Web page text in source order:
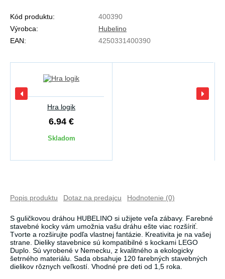
Kód produktu:
400390
Výrobca:
Hubelino
EAN:
4250331400390
Hra logik
6.94 €
Skladom
Popis produktu Dotaz na predajcu Hodnotenie (0)
S guličkovou dráhou HUBELINO si užijete veľa zábavy. Farebné
stavebné kocky vám umožnia vašu dráhu ešte viac rozšíriť.
Tvorte a rozširujte podľa vlastnej fantázie. Kreativita je na vašej
strane. Dieliky stavebnice sú kompatibilné s kockami LEGO
Duplo. Sú vyrobené v Nemecku, z kvalitného a ekologicky
šetrného materiálu. Sada obsahuje 120 farebných stavebných
dielikov rôznych veľkostí. Vhodné pre deti od 1,5 roka.